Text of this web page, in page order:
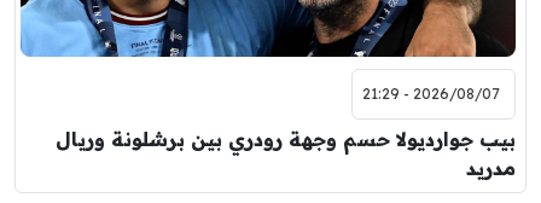
2026/08/07 - 21:29
بيب جوارديولا حسم وجهة رودري بين برشلونة وريال
مدريد